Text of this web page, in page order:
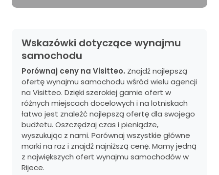
Wskazówki dotyczące wynajmu
samochodu
Porównaj ceny na Visitteo. Znajdź najlepszą
ofertę wynajmu samochodu wśród wielu agencji
na Visitteo. Dzięki szerokiej gamie ofert w
różnych miejscach docelowych i na lotniskach
łatwo jest znaleźć najlepszą ofertę dla swojego
budżetu. Oszczędzaj czas i pieniądze,
wyszukując z nami. Porównaj wszystkie główne
marki na raz i znajdź najniższą cenę. Mamy jedną
z największych ofert wynajmu samochodów w
Rijece.